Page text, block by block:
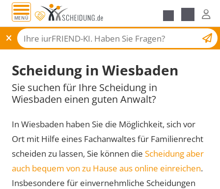
MENÜ
Scheidungsantrag
Scheidung in Wiesbaden
Sie suchen für Ihre Scheidung in
Wiesbaden einen guten Anwalt?
In Wiesbaden haben Sie die Möglichkeit, sich vor
Ort mit Hilfe eines Fachanwaltes für Familienrecht
scheiden zu lassen, Sie können die Scheidung aber
auch bequem von zu Hause aus online einreichen.
Insbesondere für einvernehmliche Scheidungen